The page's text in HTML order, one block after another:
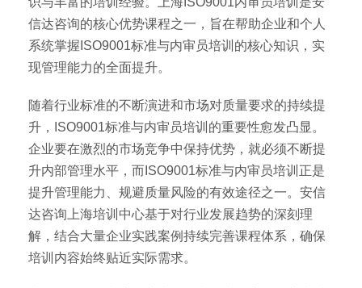
信达咨询的核心优势课程之一，旨在帮助企业和个人
系统掌握ISO9001标准与内审员培训的核心知识，实
现管理能力的全面提升。
随着行业标准的不断演进和市场对质量要求的持续提
升，ISO9001标准与内审员培训的重要性愈发凸显。
企业要在激烈的市场竞争中保持优势，就必须不断提
升内部管理水平，而ISO9001标准与内审员培训正是
提升管理能力、规避质量风险的有效途径之一。安信
达咨询上海培训中心基于对行业发展趋势的深刻理
解，结合大量企业实践案例持续完善课程体系，确保
培训内容始终贴近实际需求。